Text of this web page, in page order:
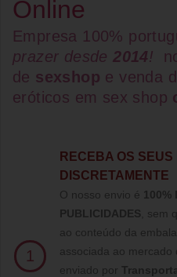
Online
Empresa 100%
prazer desde2014!
de sexshop e venda
eróticos em sex shop
1
RECEBA OS SEUS
DISCRETAMENTE
O nosso envio é 100%
PUBLICIDADES , sem
ao conteúdo da
associada ao mercado
enviado por